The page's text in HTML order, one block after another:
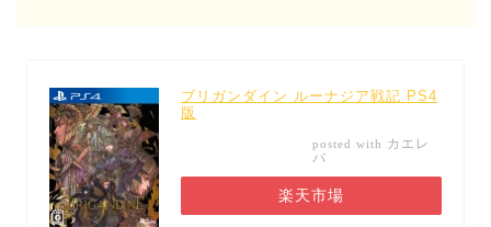
ブリガンダイン ルーナジア戦記 PS4
版
posted with カエレ
バ
楽天市場